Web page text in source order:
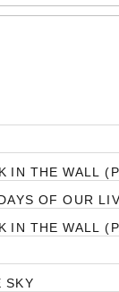
IN THE WALL
OF OUR
IN THE WALL
SKY